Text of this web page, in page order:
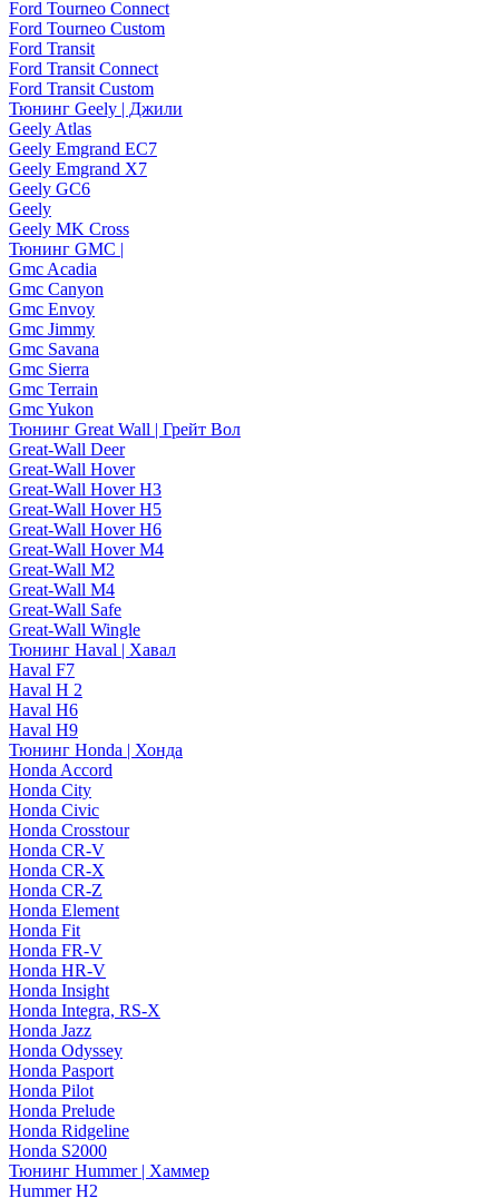
Ford Tourneo Connect
Ford Tourneo Custom
Ford Transit
Ford Transit Connect
Ford Transit Custom
Тюнинг Geely | Джили
Geely Atlas
Geely Emgrand EC7
Geely Emgrand X7
Geely GC6
Geely
Geely MK Cross
Тюнинг GMC |
Gmc Acadia
Gmc Canyon
Gmc Envoy
Gmc Jimmy
Gmc Savana
Gmc Sierra
Gmc Terrain
Gmc Yukon
Тюнинг Great Wall | Грейт Вол
Great-Wall Deer
Great-Wall Hover
Great-Wall Hover H3
Great-Wall Hover H5
Great-Wall Hover H6
Great-Wall Hover M4
Great-Wall M2
Great-Wall M4
Great-Wall Safe
Great-Wall Wingle
Тюнинг Haval | Хавал
Haval F7
Haval H 2
Haval H6
Haval H9
Тюнинг Honda | Хонда
Honda Accord
Honda City
Honda Civic
Honda Crosstour
Honda CR-V
Honda CR-X
Honda CR-Z
Honda Element
Honda Fit
Honda FR-V
Honda HR-V
Honda Insight
Honda Integra, RS-X
Honda Jazz
Honda Odyssey
Honda Pasport
Honda Pilot
Honda Prelude
Honda Ridgeline
Honda S2000
Тюнинг Hummer | Хаммер
Hummer H2